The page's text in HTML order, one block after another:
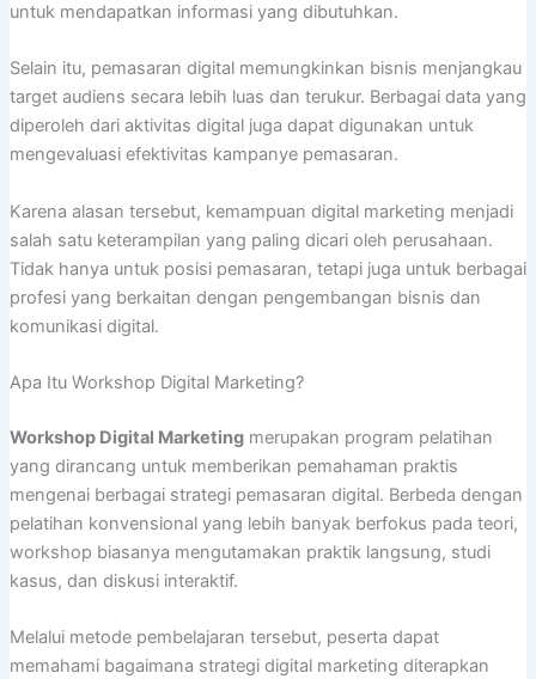
untuk mendapatkan informasi yang dibutuhkan.
Selain itu, pemasaran digital memungkinkan bisnis menjangkau
target audiens secara lebih luas dan terukur. Berbagai data yang
diperoleh dari aktivitas digital juga dapat digunakan untuk
mengevaluasi efektivitas kampanye pemasaran.
Karena alasan tersebut, kemampuan digital marketing menjadi
salah satu keterampilan yang paling dicari oleh perusahaan.
Tidak hanya untuk posisi pemasaran, tetapi juga untuk berbagai
profesi yang berkaitan dengan pengembangan bisnis dan
komunikasi digital.
Apa Itu Workshop Digital Marketing?
Workshop Digital Marketingmerupakan program pelatihan
yang dirancang untuk memberikan pemahaman praktis
mengenai berbagai strategi pemasaran digital. Berbeda dengan
pelatihan konvensional yang lebih banyak berfokus pada teori,
workshop biasanya mengutamakan praktik langsung, studi
kasus, dan diskusi interaktif.
Melalui metode pembelajaran tersebut, peserta dapat
memahami bagaimana strategi digital marketing diterapkan